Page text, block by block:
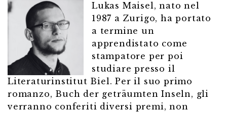
Lukas Maisel, nato nel
1987 a Zurigo, ha portato
a termine un
apprendistato come
stampatore per poi
studiare presso il
Literaturinstitut Biel. Per il suo primo
romanzo, Buch der geträumten Inseln, gli
verranno conferiti diversi premi, non